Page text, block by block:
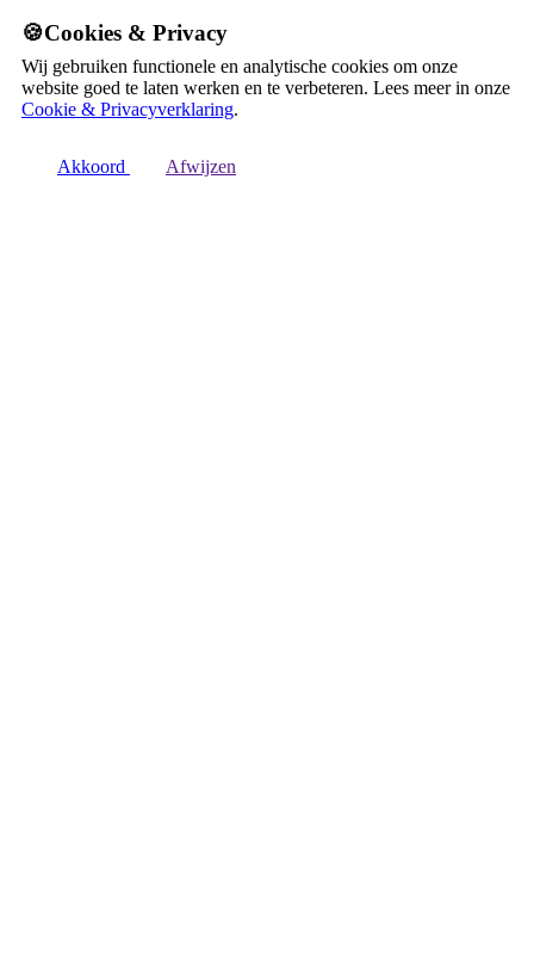
🍪Cookies & Privacy
Wij gebruiken functionele en analytische cookies om onze
website goed te laten werken en te verbeteren. Lees meer in onze
Cookie & Privacyverklaring.
Akkoord Afwijzen